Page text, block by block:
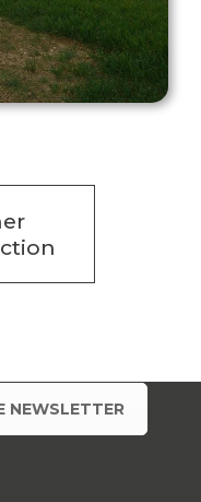
NEWSLETTER